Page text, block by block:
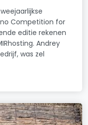
Competition for
editie rekenen
Andrey
was zel